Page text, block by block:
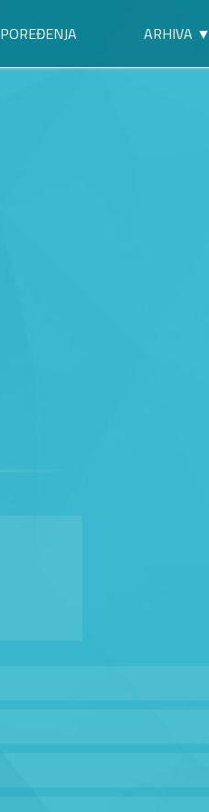
POREĐENJA ARHIVA ▼